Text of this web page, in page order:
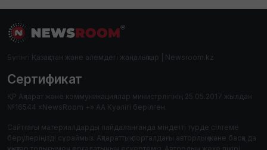
Бүгінгі Қазақстан және әлемдегі жаңалықтар | Newsroom.kz
Сертификат
ҚР Ақпарат және коммуникациялар министрлігінің 25.05.2017 жылдан
№16544 «NewsRoom +» АА Куәлігі берілген.
Сайттағы материалдарды пайдаланғанда міндетті түрде сілтеме
берулеріңізді сұраймыз. Ақпараттық порталдағы авторлық және басқа да